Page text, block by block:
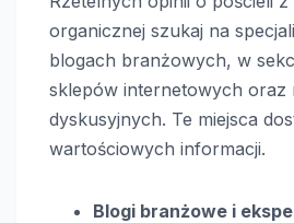
organicznej szukaj na
blogach branżowych, w
sklepów internetowych oraz
dyskusyjnych. Te miejsca
wartościowych informacji.
Blogi branżowe i